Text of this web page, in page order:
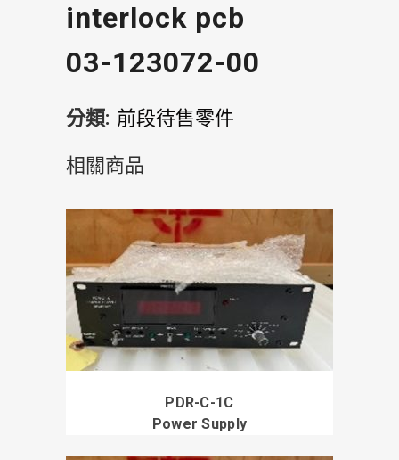
interlock pcb
03-123072-00
分類: 前段待售零件
相關商品
PDR-C-1C
Power Supply